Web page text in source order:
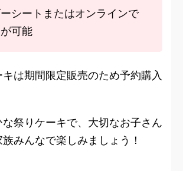
シートまたはオンラインで
可能
は期間限定販売のため予約購入
な祭りケーキで、大切なお子さん
みんなで楽しみましょう！